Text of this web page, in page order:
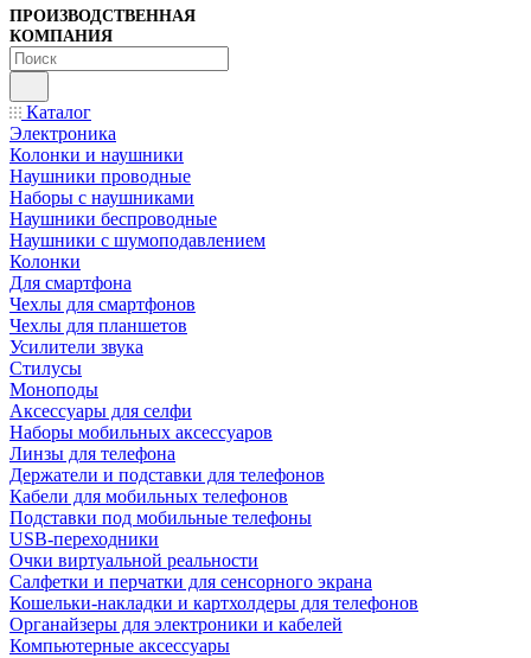
ПРОИЗВОДСТВЕННАЯ
КОМПАНИЯ
Каталог
Электроника
Колонки и наушники
Наушники проводные
Наборы с наушниками
Наушники беспроводные
Наушники с шумоподавлением
Колонки
Для смартфона
Чехлы для смартфонов
Чехлы для планшетов
Усилители звука
Стилусы
Моноподы
Аксессуары для селфи
Наборы мобильных аксессуаров
Линзы для телефона
Держатели и подставки для телефонов
Кабели для мобильных телефонов
Подставки под мобильные телефоны
USB-переходники
Очки виртуальной реальности
Салфетки и перчатки для сенсорного экрана
Кошельки-накладки и картхолдеры для телефонов
Органайзеры для электроники и кабелей
Компьютерные аксессуары